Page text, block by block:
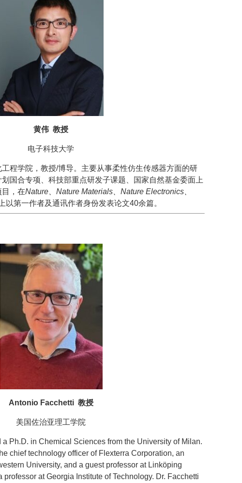
黄伟 教授
电子科技大学
程学院，教授/博导。主要从事柔性仿生传感器方面的研
国合专项、科技部重点研发子课题、国家自然基金委面上
，在Nature、Nature Materials、Nature Electronics、
以第一作者及通讯作者身份发表论文40余篇。
Antonio Facchetti 教授
美国佐治亚理工学院
Ph.D. in Chemical Sciences from the University of Milan.
chief technology officer of Flexterra Corporation, an
University, and a guest professor at Linköping
professor at Georgia Institute of Technology. Dr. Facchetti